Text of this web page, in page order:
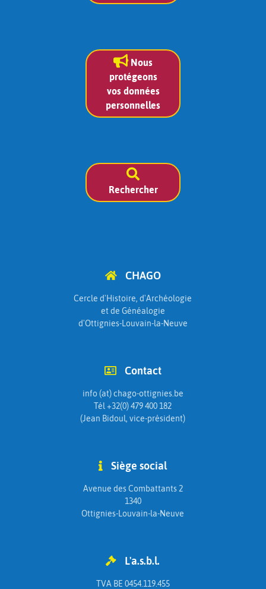
Nous
protégeons
vos données
personnelles
Rechercher
CHAGO
Cercle d'Histoire, d'Archéologie
et de Généalogie
d'Ottignies-Louvain-la-Neuve
Contact
info (at) chago-ottignies.be
Tél +32(0) 479 400 182
(Jean Bidoul, vice-président)
Siège social
Avenue des Combattants 2
1340
Ottignies-Louvain-la-Neuve
L'a.s.b.l.
TVA BE 0454.119.455